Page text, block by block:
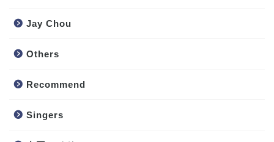
Jay Chou
Others
Recommend
Singers